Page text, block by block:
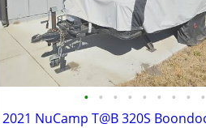
• • • • • • • • •
2021 NuCamp T@B 320S